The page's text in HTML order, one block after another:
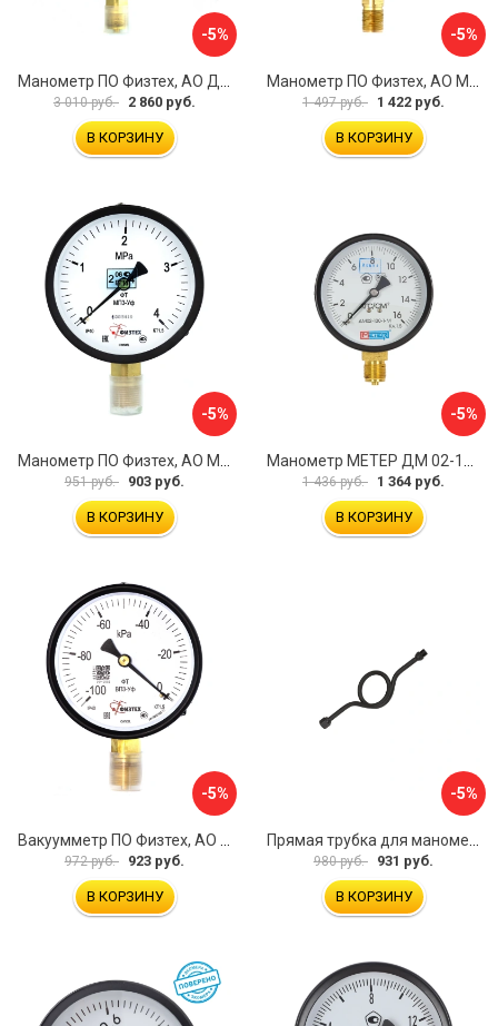
-5%
Манометр ПО Физтех, АО ДМ2005ф 4687205178077
3 010 руб. 2 860 руб.
В КОРЗИНУ
-5%
Манометр ПО Физтех, АО МП4-Уф 4687205178602
1 497 руб. 1 422 руб.
В КОРЗИНУ
-5%
951 руб. 903 руб.
В КОРЗИНУ
-5%
1 436 руб. 1 364 руб.
В КОРЗИНУ
-5%
972 руб. 923 руб.
В КОРЗИНУ
-5%
980 руб. 931 руб.
В КОРЗИНУ